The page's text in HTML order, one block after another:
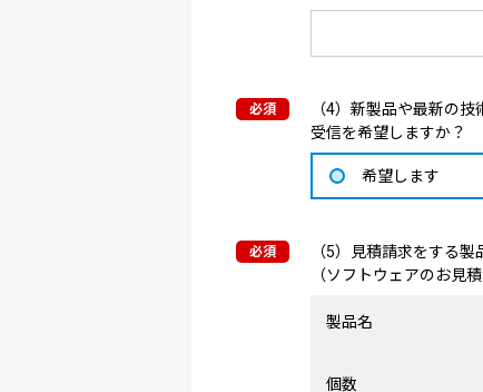
（4）新製品や最新の
受信を希望しますか？
希望します
（5）見積請求をする製
（ソフトウェアのお見
製品名
個数